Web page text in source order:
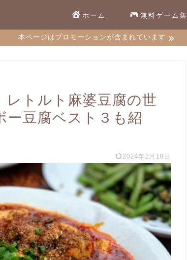
ホーム 無料ゲーム集
本ページはプロモーションが含まれています
レトルト麻婆豆腐の世
ー豆腐ベスト３も紹
2024年2月18日